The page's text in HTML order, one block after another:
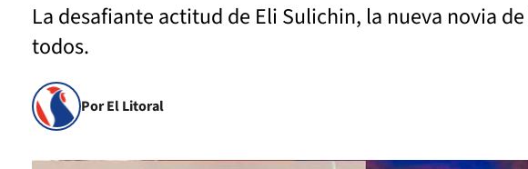
La desafiante actitud de Eli Sulichin, la nueva novia
todos.
Por El Litoral